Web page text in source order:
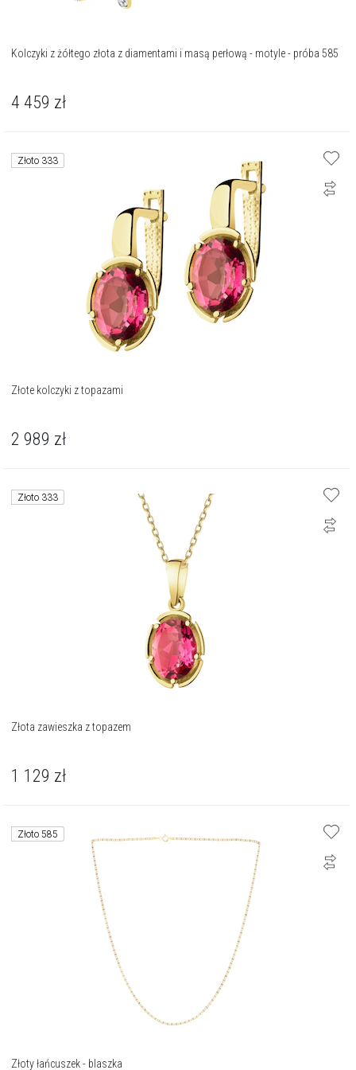
Kolczyki z żółtego złota z diamentami i masą perłową - motyle - próba 585
4 459 zł
Złoto 333
Złote kolczyki z topazami
2 989 zł
Złoto 333
Złota zawieszka z topazem
1 129 zł
Złoto 585
Złoty łańcuszek - blaszka